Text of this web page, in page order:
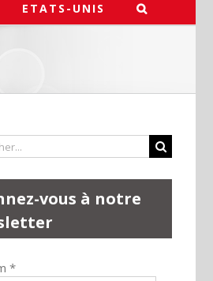
ETATS-UNIS
vous à notre
*